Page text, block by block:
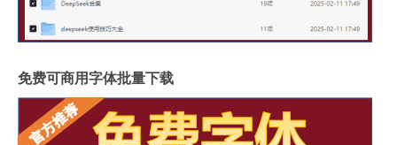
免费可商用字体批量下载